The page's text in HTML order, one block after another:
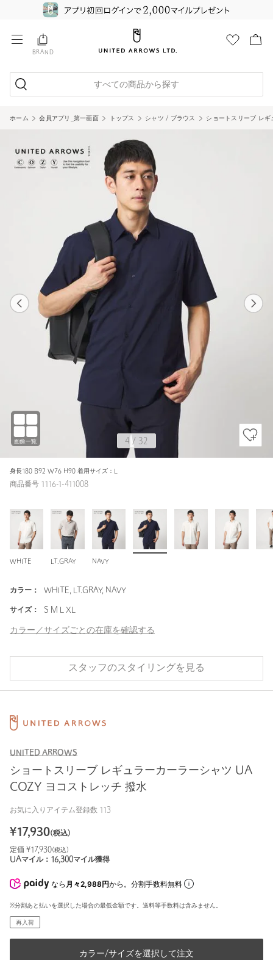
BRAND
すべての商品から探す
ホーム 会員アプリ_第一画面 トップス シャツ / ブラウス ショートスリーブ レ
身長180 B92 W76 H90 着用サイズ：L
4 / 32
商品番号 1116-1-411008
WHITE LT.GRAY NAVY
カラー： WHITE, LT.GRAY, NAVY
サイズ： S M L XL
カラー／サイズごとの在庫を確認する
スタッフのスタイリングを見る
UNITED ARROWS
ショートスリーブ レギュラーカーラーシャツ UA
COZY ヨコストレッチ 撥水
お気に入りアイテム登録数 113
¥17,930(税込)
定価 ¥17,930(税込)
UAマイル： 16,300マイル獲得
なら 月々2,988円から。分割手数料無料
※分割あと払いを選択した場合の最低金額です。送料等手数料は含みません。
再入荷
カラー/サイズを選択して注文
32